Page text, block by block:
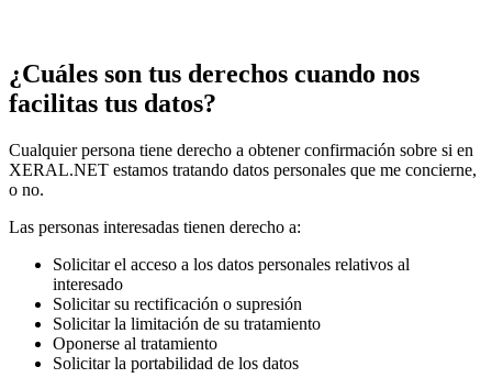
¿Cuáles son tus derechos cuando nos
facilitas tus datos?
Cualquier persona tiene derecho a obtener confirmación sobre si en
XERAL.NET estamos tratando datos personales que me concierne,
o no.
Las personas interesadas tienen derecho a:
Solicitar el acceso a los datos personales relativos al
interesado
Solicitar su rectificación o supresión
Solicitar la limitación de su tratamiento
Oponerse al tratamiento
Solicitar la portabilidad de los datos